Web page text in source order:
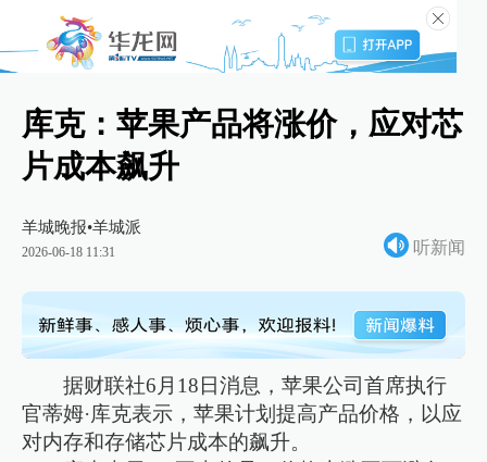
库克：苹果产品将涨价，应对芯
片成本飙升
羊城晚报•羊城派
2026-06-18 11:31 听新闻
据财联社6月18日消息，苹果公司首席执行
官蒂姆·库克表示，苹果计划提高产品价格，以应
对内存和存储芯片成本的飙升。